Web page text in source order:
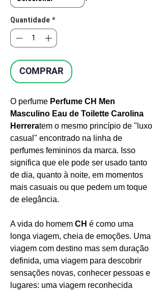
Quantidade*
COMPRAR
O perfume Perfume CH Men
Masculino Eau de Toilette Carolina
Herreratem o mesmo princípio de "luxo
casual" encontrado na linha de
perfumes femininos da marca. Isso
significa que ele pode ser usado tanto
de dia, quanto à noite, em momentos
mais casuais ou que pedem um toque
de elegância.
A vida do homem CH é como uma
longa viagem, cheia de emoções. Uma
viagem com destino mas sem duração
definida, uma viagem para descobrir
sensações novas, conhecer pessoas e
lugares: uma viagem reconhecida